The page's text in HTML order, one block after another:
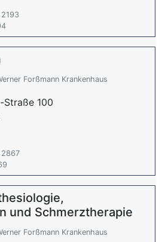
Forßmann Krankenhaus
Straße 100
und Schmerztherapie
Forßmann Krankenhaus